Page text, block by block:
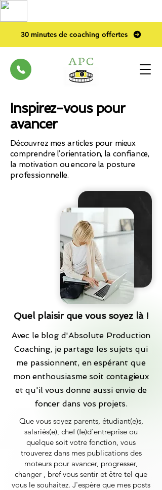
30 minutes de coaching offertes
Inspirez-vous pour
avancer
Découvrez mes articles pour mieux
comprendre l’orientation, la confiance,
la motivation ou encore la posture
professionnelle.
Quel plaisir que vous soyez là !
Avec le blog d'Absolute Production
Coaching, je partage les sujets qui
me passionnent, en espérant que
mon enthousiasme soit contagieux
et qu'il vous donne aussi envie de
foncer dans vos projets.
Que vous soyez parents, étudiant(e)s,
salariés(e), chef (fe)d'entreprise ou
quelque soit votre fonction, vous
trouverez dans mes publications des
moteurs pour avancer, progresser,
changer , bref vous sentir et être tel que
vous le souhaitez. J'espère que mes posts